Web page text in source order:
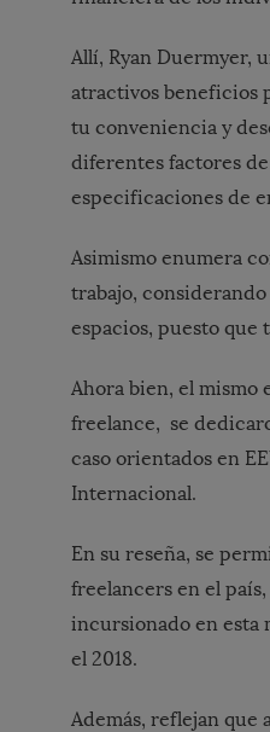
Allí, Ryan Duermyer,
atractivos beneficios
tu conveniencia y
diferentes factores
especificaciones de
Asimismo enumera
trabajo,
espacios, puesto que
Ahora bien, el mismo
freelance, se
caso orientados en
Internacional.
En su reseña, se
freelancers en el
incursionado en esta
el 2018.
Además, reflejan que